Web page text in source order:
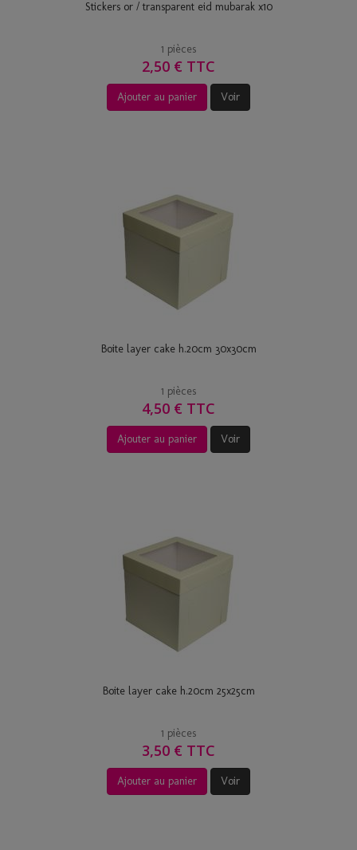
Stickers or / transparent eid mubarak x10
1 pièces
2,50 € TTC
Ajouter au panier Voir
Boite layer cake h.20cm 30x30cm
1 pièces
4,50 € TTC
Ajouter au panier Voir
Boite layer cake h.20cm 25x25cm
1 pièces
3,50 € TTC
Ajouter au panier Voir